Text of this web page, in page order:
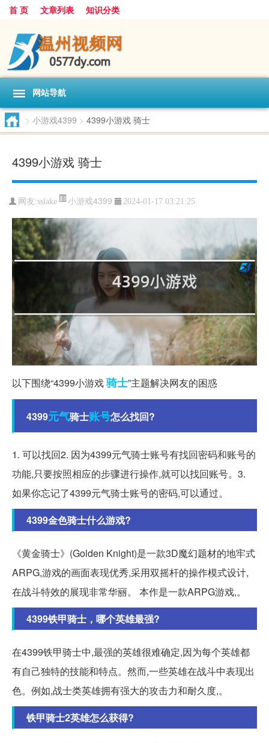
首 页 文章列表 知识分类
网站导航
> 小游戏4399 > 4399小游戏 骑士
4399小游戏 骑士
网友:sslake 小游戏4399 2024-01-17 03:21:25
以下围绕“4399小游戏骑士”主题解决网友的困惑
4399元气骑士账号怎么找回?
1. 可以找回2. 因为4399元气骑士账号有找回密码和账号的
功能,只要按照相应的步骤进行操作,就可以找回账号。3.
如果你忘记了4399元气骑士账号的密码,可以通过。
4399金色骑士什么游戏?
《黄金骑士》(Golden Knight)是一款3D魔幻题材的地牢式
ARPG,游戏的画面表现优秀,采用双摇杆的操作模式设计,
在战斗特效的展现非常华丽。 本作是一款ARPG游戏,。
4399铁甲骑士，哪个英雄最强?
在4399铁甲骑士中,最强的英雄很难确定,因为每个英雄都
有自己独特的技能和特点。然而,一些英雄在战斗中表现出
色。例如,战士类英雄拥有强大的攻击力和耐久度,。
铁甲骑士2英雄怎么获得?